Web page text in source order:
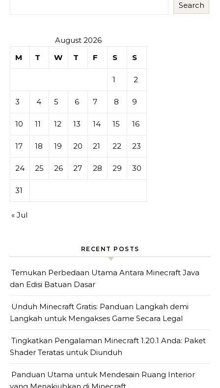
Search
August 2026
M
T W T F S S
1 2
3 4 5 6 7 8 9
10 11 12 13 14 15 16
17 18 19 20 21 22 23
24 25 26 27 28 29 30
31
« Jul
RECENT POSTS
Temukan Perbedaan Utama Antara Minecraft Java
dan Edisi Batuan Dasar
Unduh Minecraft Gratis: Panduan Langkah demi
Langkah untuk Mengakses Game Secara Legal
Tingkatkan Pengalaman Minecraft 1.20.1 Anda: Paket
Shader Teratas untuk Diunduh
Panduan Utama untuk Mendesain Ruang Interior